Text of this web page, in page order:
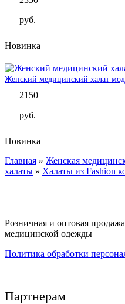
руб.
Новинка
Женский медицинский халат
2150
руб.
Новинка
Вы здесь
Главная » Женская
халаты » Халаты из Fashion
Розничная и оптовая продажа
медицинской одежды
Политика обработки
Партнерам